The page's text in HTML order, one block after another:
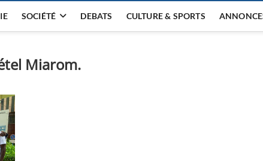
SOCIÉTÉ DEBATS CULTURE & SPORTS
Miarom.